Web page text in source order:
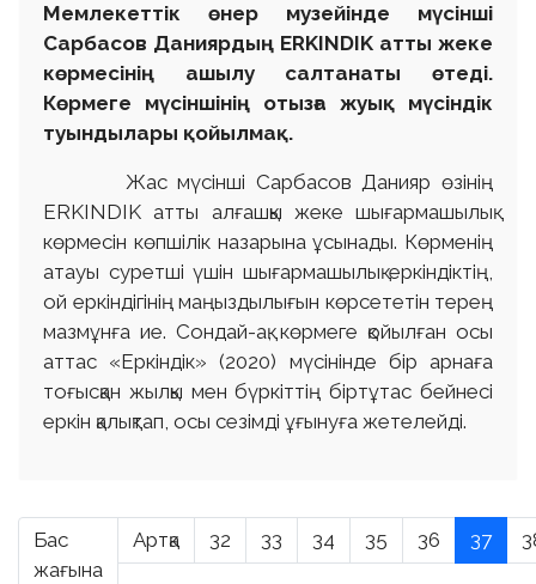
Мемлекеттік өнер музейінде мүсінші
Сарбасов Даниярдың ERKINDIK атты жеке
көрмесінің ашылу салтанаты өтеді.
Көрмеге мүсіншінің отызға жуық мүсіндік
туындылары қойылмақ.
Жас мүсінші Сарбасов Данияр өзінің
ERKINDIK атты алғашқы жеке шығармашылық
көрмесін көпшілік назарына ұсынады. Көрменің
атауы суретші үшін шығармашылық еркіндіктің,
ой еркіндігінің маңыздылығын көрсететін терең
мазмұнға ие. Сондай-ақ, көрмеге қойылған осы
аттас «Еркіндік» (2020) мүсінінде бір арнаға
тоғысқан жылқы мен бүркіттің біртұтас бейнесі
еркін қалықтап, осы сезімді ұғынуға жетелейді.
Бас
жағына
Артқа 32 33 34 35 36 37